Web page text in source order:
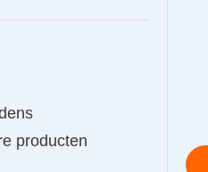
producten